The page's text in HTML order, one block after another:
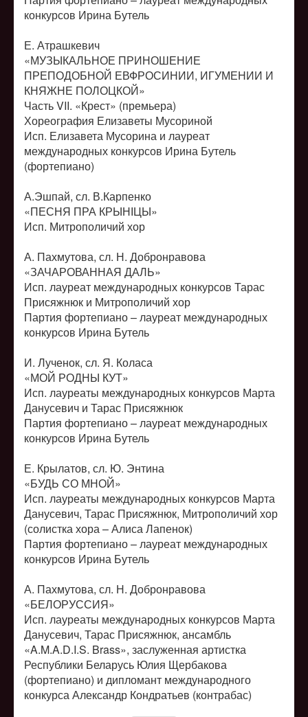
конкурсов Ирина Бутель
Е. Атрашкевич
«МУЗЫКАЛЬНОЕ ПРИНОШЕНИЕ
ПРЕПОДОБНОЙ ЕВФРОСИНИИ, ИГУМЕНИИ И
КНЯЖНЕ ПОЛОЦКОЙ»
Часть VII. «Крест» (премьера)
Хореография Елизаветы Мусориной
Исп. Елизавета Мусорина и лауреат
международных конкурсов Ирина Бутель
(фортепиано)
А.Эшпай, сл. В.Карпенко
«ПЕСНЯ ПРА КРЫНІЦЫ»
Исп. Митрополичий хор
А. Пахмутова, сл. Н. Добронравова
«ЗАЧАРОВАННАЯ ДАЛЬ»
Исп. лауреат международных конкурсов Тарас
Присяжнюк и Митрополичий хор
Партия фортепиано – лауреат международных
конкурсов Ирина Бутель
И. Лученок, сл. Я. Коласа
«МОЙ РОДНЫ КУТ»
Исп. лауреаты международных конкурсов Марта
Данусевич и Тарас Присяжнюк
Партия фортепиано – лауреат международных
конкурсов Ирина Бутель
Е. Крылатов, сл. Ю. Энтина
«БУДЬ СО МНОЙ»
Исп. лауреаты международных конкурсов Марта
Данусевич, Тарас Присяжнюк, Митрополичий хор
(солистка хора – Алиса Лапенок)
Партия фортепиано – лауреат международных
конкурсов Ирина Бутель
А. Пахмутова, сл. Н. Добронравова
«БЕЛОРУССИЯ»
Исп. лауреаты международных конкурсов Марта
Данусевич, Тарас Присяжнюк, ансамбль
«A.M.A.D.I.S. Brass», заслуженная артистка
Республики Беларусь Юлия Щербакова
(фортепиано) и дипломант международного
конкурса Александр Кондратьев (контрабас)